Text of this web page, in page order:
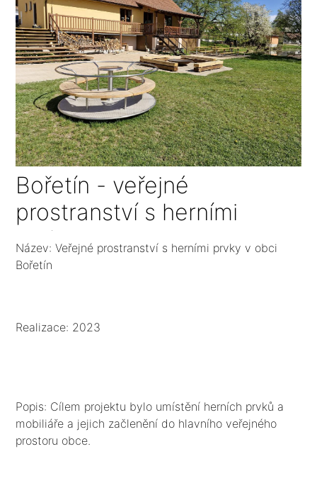
Bořetín - veřejné
prostranství s herními
prvky
Název: Veřejné prostranství s herními prvky v obci
Bořetín
Realizace: 2023
Popis: Cílem projektu bylo umístění herních prvků a
mobiliáře a jejich začlenění do hlavního veřejného
prostoru obce.